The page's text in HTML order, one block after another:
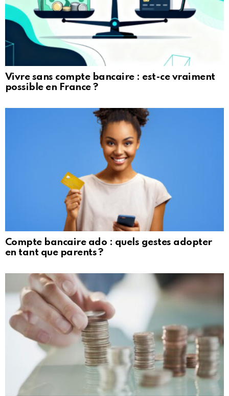
Vivre sans compte bancaire : est-ce vraiment
possible en France ?
Compte bancaire ado : quels gestes adopter
en tant que parents ?